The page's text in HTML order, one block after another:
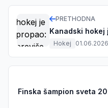
PRETHODNA
Kanadski
Hokej 01.06.2026
Finska šampion sveta